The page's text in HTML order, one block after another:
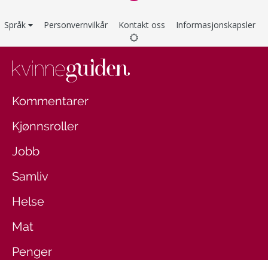
Språk Personvernvilkår Kontakt oss Informasjonskapsler
Kommentarer
Kjønnsroller
Jobb
Samliv
Helse
Mat
Penger